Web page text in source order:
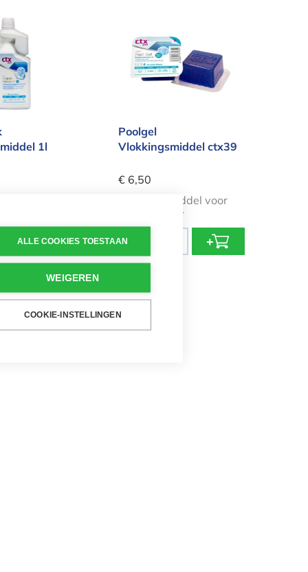
vlokkingsmiddel 1l ctx597
1l
+
Poolgel
Vlokkingsmiddel ctx39
€ 6,50
Vlokkingsmiddel voor
helder water
Aantal
ALLE COOKIES TOESTAAN
WEIGEREN
COOKIE-INSTELLINGEN